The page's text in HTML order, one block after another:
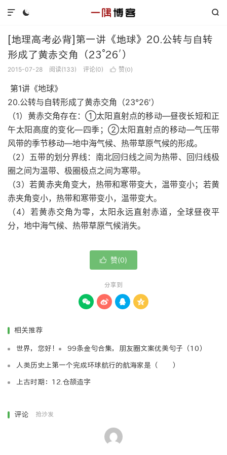
 

[地理高考必背]第一讲《地球》20.公转与自转
形成了黄赤交角（23°26′）
2015-07-28 阅读(133) 评论(0)  赞(0)
第1讲《地球》
20.公转与自转形成了黄赤交角（23°26′）
（1）黄赤交角存在：①太阳直射点的移动—昼夜长短和正
午太阳高度的变化—四季；②太阳直射点的移动—气压带
风带的季节移动—地中海气候、热带草原气候的形成。
（2）五带的划分界线：南北回归线之间为热带、回归线极
圈之间为温带、极圈极点之间为寒带。
（3）若黄赤夹角变大，热带和寒带变大，温带变小；若黄
赤夹角变小，热带和寒带变小，温带变大。
（4）若黄赤交角为零，太阳永远直射赤道，全球昼夜平
分，地中海气候、热带草原气候消失。
 赞(0)
分享到
   
相关推荐
世界，您好！ 99条金句合集，朋友圈文案优美句子（10）
人类历史上第一个完成环球航行的航海家是（ ）
上古时期：12.仓颉造字
评论 抢沙发